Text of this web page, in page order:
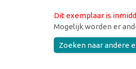
Dit exemplaar is
Mogelijk worden er
Zoeken naar andere